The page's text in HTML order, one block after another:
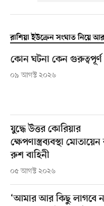
রাশিয়া ইউক্রেন সংঘাত নিয়ে
কোন ঘটনা কেন গুরুত্বপূর্ণ
০৯ আগস্ট ২০২৬
যুদ্ধে উত্তর কোরিয়ার
ক্ষেপণাস্ত্রব্যবস্থা
রুশ বাহিনী
০৫ আগস্ট ২০২৬
‘আমার আর কিছু লাগবে